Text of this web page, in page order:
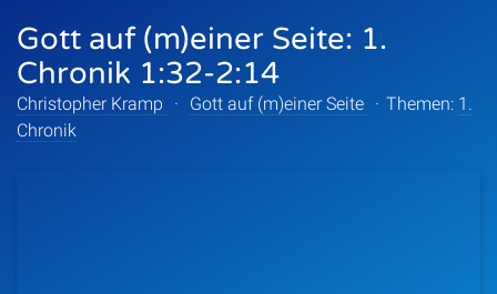
Gott auf (m)einer Seite: 1.
Chronik 1:32-2:14
Christopher Kramp · Gott auf (m)einer Seite · Themen: 1.
Chronik
Serien